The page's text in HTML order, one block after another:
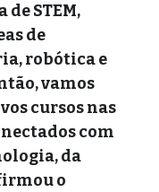
STEM,
de
robótica e
vamos
cursos nas
com
da
o